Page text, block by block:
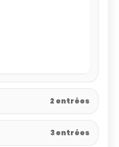
2 entrées
3 entrées